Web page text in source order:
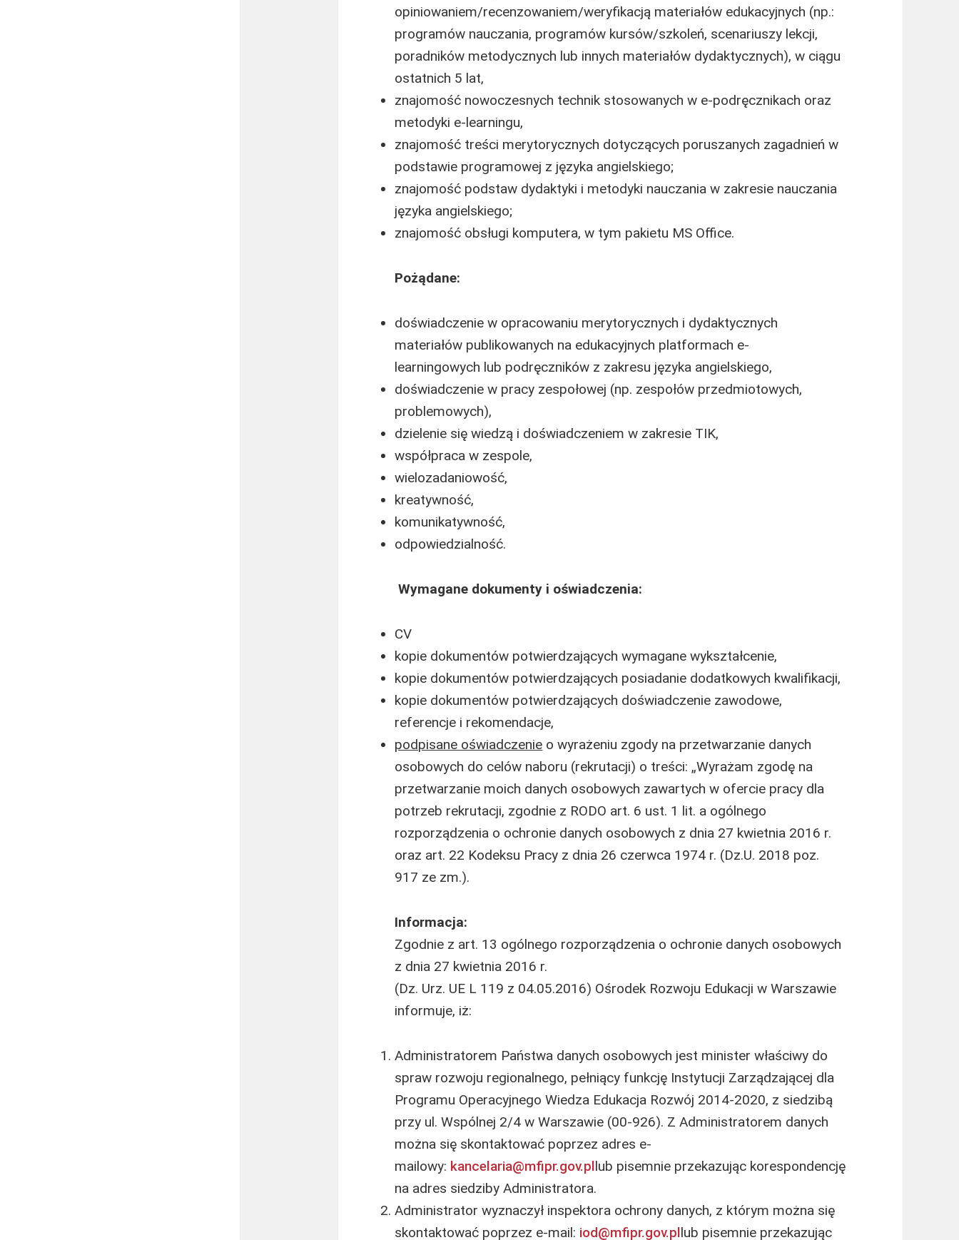
opiniowaniem/recenzowaniem/weryfikacją materiałów edukacyjnych (np.:
programów nauczania, programów kursów/szkoleń, scenariuszy lekcji,
poradników metodycznych lub innych materiałów dydaktycznych), w ciągu
ostatnich 5 lat,
znajomość nowoczesnych technik stosowanych w e-podręcznikach oraz
metodyki e-learningu,
znajomość treści merytorycznych dotyczących poruszanych zagadnień w
podstawie programowej z języka angielskiego;
znajomość podstaw dydaktyki i metodyki nauczania w zakresie nauczania
języka angielskiego;
znajomość obsługi komputera, w tym pakietu MS Office.
Pożądane:
doświadczenie w opracowaniu merytorycznych i dydaktycznych
materiałów publikowanych na edukacyjnych platformach e-
learningowych lub podręczników z zakresu języka angielskiego,
doświadczenie w pracy zespołowej (np. zespołów przedmiotowych,
problemowych),
dzielenie się wiedzą i doświadczeniem w zakresie TIK,
współpraca w zespole,
wielozadaniowość,
kreatywność,
komunikatywność,
odpowiedzialność.
Wymagane dokumenty i oświadczenia:
CV
kopie dokumentów potwierdzających wymagane wykształcenie,
kopie dokumentów potwierdzających posiadanie dodatkowych kwalifikacji,
kopie dokumentów potwierdzających doświadczenie zawodowe,
referencje i rekomendacje,
podpisane oświadczenie o wyrażeniu zgody na przetwarzanie danych
osobowych do celów naboru (rekrutacji) o treści: „Wyrażam zgodę na
przetwarzanie moich danych osobowych zawartych w ofercie pracy dla
potrzeb rekrutacji, zgodnie z RODO art. 6 ust. 1 lit. a ogólnego
rozporządzenia o ochronie danych osobowych z dnia 27 kwietnia 2016 r.
oraz art. 22 Kodeksu Pracy z dnia 26 czerwca 1974 r. (Dz.U. 2018 poz.
917 ze zm.).
Informacja:
Zgodnie z art. 13 ogólnego rozporządzenia o ochronie danych osobowych
z dnia 27 kwietnia 2016 r.
(Dz. Urz. UE L 119 z 04.05.2016) Ośrodek Rozwoju Edukacji w Warszawie
informuje, iż:
Administratorem Państwa danych osobowych jest minister właściwy do
spraw rozwoju regionalnego, pełniący funkcję Instytucji Zarządzającej dla
Programu Operacyjnego Wiedza Edukacja Rozwój 2014-2020, z siedzibą
przy ul. Wspólnej 2/4 w Warszawie (00-926). Z Administratorem danych
można się skontaktować poprzez adres e-
mailowy: kancelaria@mfipr.gov.pllub pisemnie przekazując korespondencję
na adres siedziby Administratora.
Administrator wyznaczył inspektora ochrony danych, z którym można się
skontaktować poprzez e-mail: iod@mfipr.gov.pllub pisemnie przekazując